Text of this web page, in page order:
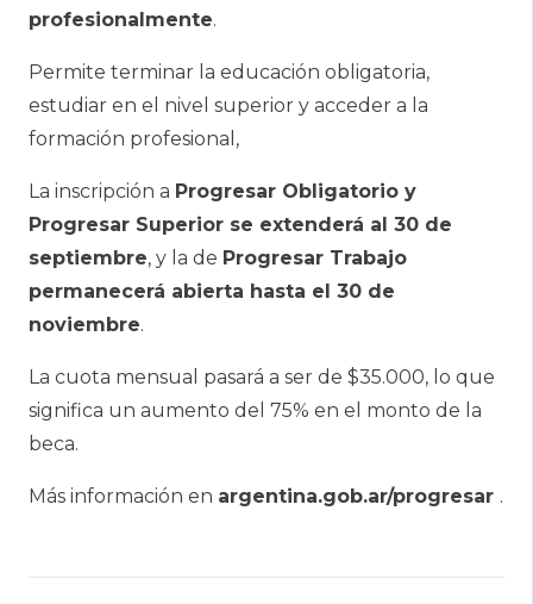
profesionalmente.
Permite terminar la educación obligatoria,
estudiar en el nivel superior y acceder a la
formación profesional,
La inscripción a Progresar Obligatorio y
Progresar Superior se extenderá al 30 de
septiembre, y la de Progresar Trabajo
permanecerá abierta hasta el 30 de
noviembre.
La cuota mensual pasará a ser de $35.000, lo que
significa un aumento del 75% en el monto de la
beca.
Más información en argentina.gob.ar/progresar .